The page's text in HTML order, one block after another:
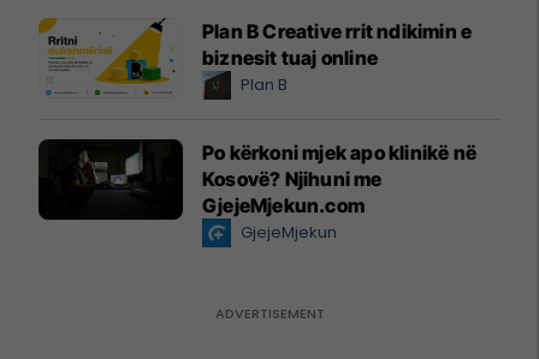
Plan B Creative rrit ndikimin e
biznesit tuaj online
Plan B
Po kërkoni mjek apo klinikë në
Kosovë? Njihuni me
GjejeMjekun.com
GjejeMjekun